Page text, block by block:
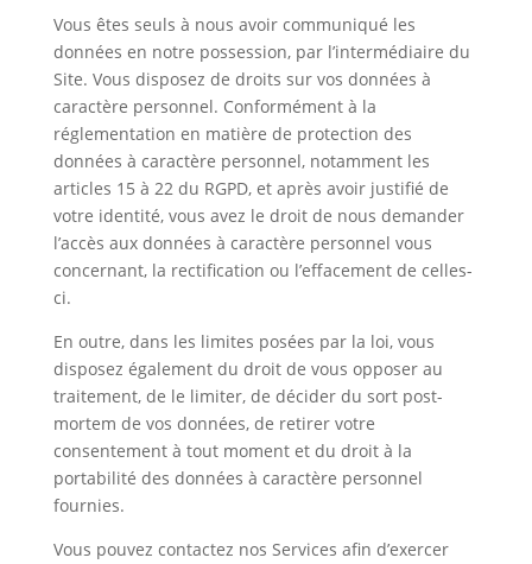
Vous êtes seuls à nous avoir communiqué les
données en notre possession, par l’intermédiaire du
Site. Vous disposez de droits sur vos données à
caractère personnel. Conformément à la
réglementation en matière de protection des
données à caractère personnel, notamment les
articles 15 à 22 du RGPD, et après avoir justifié de
votre identité, vous avez le droit de nous demander
l’accès aux données à caractère personnel vous
concernant, la rectification ou l’effacement de celles-
ci.
En outre, dans les limites posées par la loi, vous
disposez également du droit de vous opposer au
traitement, de le limiter, de décider du sort post-
mortem de vos données, de retirer votre
consentement à tout moment et du droit à la
portabilité des données à caractère personnel
fournies.
Vous pouvez contactez nos Services afin d’exercer